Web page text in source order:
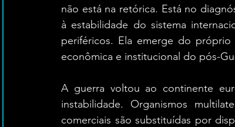
não está na retórica. Está no
à estabilidade do sistema
periféricos. Ela emerge do
econômica e institucional do pós-
A guerra voltou ao continente
instabilidade. Organismos
comerciais são substituídas por